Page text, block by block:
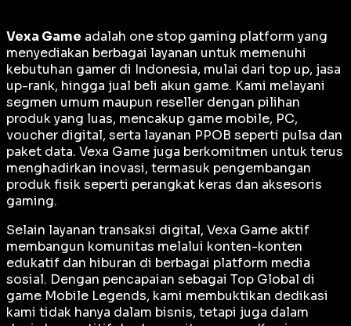
Vexa Game adalah one stop gaming platform yang
menyediakan berbagai layanan untuk memenuhi
kebutuhan gamer di Indonesia, mulai dari top up, jasa
up-rank, hingga jual beli akun game. Kami melayani
segmen umum maupun reseller dengan pilihan
produk yang luas, mencakup game mobile, PC,
voucher digital, serta layanan PPOB seperti pulsa dan
paket data. Vexa Game juga berkomitmen untuk terus
menghadirkan inovasi, termasuk pengembangan
produk fisik seperti perangkat keras dan aksesoris
gaming.
Selain layanan transaksi digital, Vexa Game aktif
membangun komunitas melalui konten-konten
edukatif dan hiburan di berbagai platform media
sosial. Dengan pencapaian sebagai Top Global di
game Mobile Legends, kami membuktikan dedikasi
kami tidak hanya dalam bisnis, tetapi juga dalam